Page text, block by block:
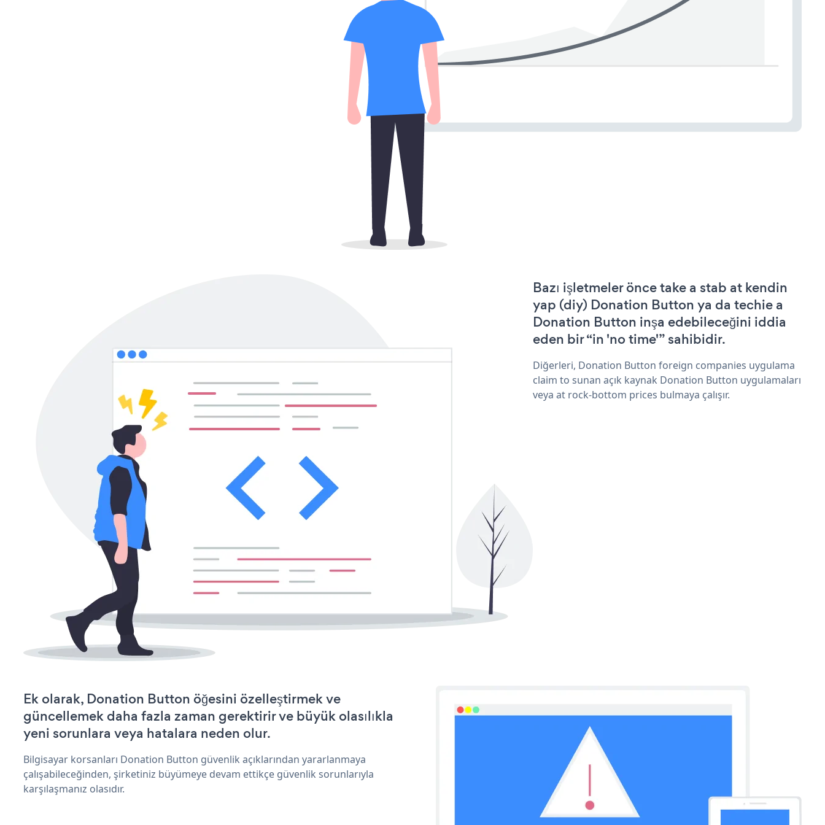
Bazı işletmeler önce take a stab at kendin
yap (diy) Donation Button ya da techie a
Donation Button inşa edebileceğini iddia
eden bir “in 'no time'” sahibidir.
Diğerleri, Donation Button foreign companies uygulama
claim to sunan açık kaynak Donation Button uygulamaları
veya at rock-bottom prices bulmaya çalışır.
Ek olarak, Donation Button öğesini özelleştirmek ve
güncellemek daha fazla zaman gerektirir ve büyük olasılıkla
yeni sorunlara veya hatalara neden olur.
Bilgisayar korsanları Donation Button güvenlik açıklarından yararlanmaya
çalışabileceğinden, şirketiniz büyümeye devam ettikçe güvenlik sorunlarıyla
karşılaşmanız olasıdır.